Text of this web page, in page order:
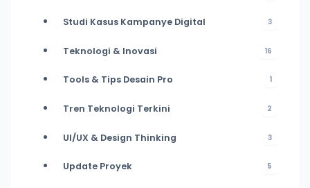
Studi Kasus Kampanye Digital 3
Teknologi & Inovasi 16
Tools & Tips Desain Pro 1
Tren Teknologi Terkini 2
UI/UX & Design Thinking 3
Update Proyek 5